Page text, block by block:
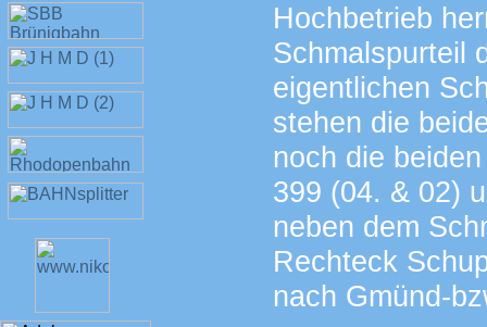
Hochbetrieb
Schmalspurteil
eigentlichen
stehen die
noch die
399 (04. & 02)
neben dem
Rechteck
nach Gmünd-